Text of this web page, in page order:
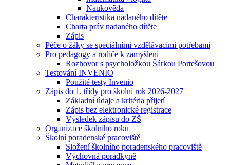
Naukověda
Charakteristika nadaného dítěte
Charta práv nadaného dítěte
Zápis
Péče o žáky se speciálními vzdělávacími potřebami
Pro pedagogy a rodiče k zamyšlení
Rozhovor s psycholožkou Šárkou Portešovou
Testování INVENIO
Použité testy Invenio
Zápis do 1. třídy pro školní rok 2026-2027
Základní údaje a kritéria přijetí
Zápis bez elektronické registrace
Výsledek zápisu do ZŠ
Organizace školního roku
Školní poradenské pracoviště
Složení školního poradenského pracoviště
Výchovná poradkyně